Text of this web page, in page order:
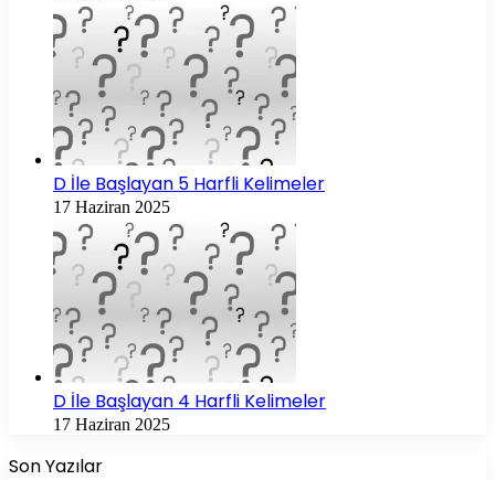
D İle Başlayan 5 Harfli Kelimeler
17 Haziran 2025
D İle Başlayan 4 Harfli Kelimeler
17 Haziran 2025
Son Yazılar